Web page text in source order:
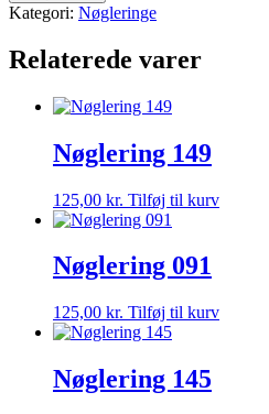
064
Kategori: Nøgleringe
Relaterede varer
Nøglering 149
125,00 kr. Tilføj til kurv
Nøglering 091
125,00 kr. Tilføj til kurv
Nøglering 145